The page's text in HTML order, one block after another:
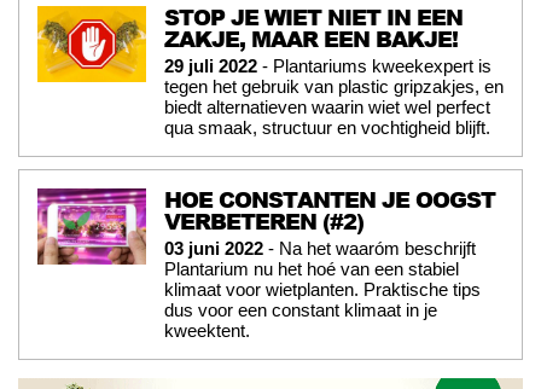
STOP JE WIET NIET IN EEN
ZAKJE, MAAR EEN BAKJE!
29 juli 2022 - Plantariums kweekexpert is
tegen het gebruik van plastic gripzakjes, en
biedt alternatieven waarin wiet wel perfect
qua smaak, structuur en vochtigheid blijft.
HOE CONSTANTEN JE OOGST
VERBETEREN (#2)
03 juni 2022 - Na het waaróm beschrijft
Plantarium nu het hoé van een stabiel
klimaat voor wietplanten. Praktische tips
dus voor een constant klimaat in je
kweektent.